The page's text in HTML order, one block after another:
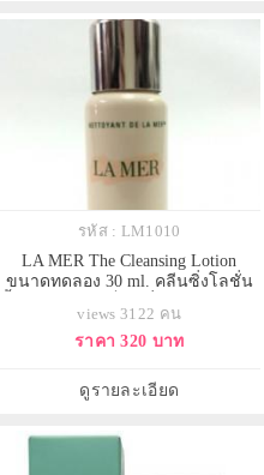
รหัส : LM1010
LA MER The Cleansing Lotion
ขนาดทดลอง 30 ml. คลีนซิ่งโลชั่น
ทำความสะอาดได้อย่างล้ำลึก แต่
ทว่าอ่อนโยน ช่วยกำจัดสิ่งสกปรกบน
ดวงตาให้หลุดออกจากผิวหน้าอย่าง
หมดจดโดยไม่ก่อให้เกิดการระคาย
views 3122 คน
ราคา 320 บาท
ดูรายละเอียด